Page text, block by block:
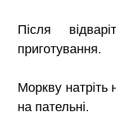
Після
приготування.
Моркву натріть
на пательні.